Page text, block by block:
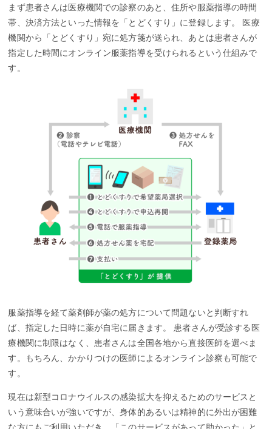
まず患者さんは医療機関での診察のあと、住所や服薬指導の時間
帯、決済方法といった情報を「とどくすり」に登録します。 医療
機関から「とどくすり」宛に処方箋が送られ、あとは患者さんが
指定した時間にオンライン服薬指導を受けられるという仕組みで
す。
服薬指導を経て薬剤師が薬の処方について問題ないと判断すれ
ば、指定した日時に薬が自宅に届きます。 患者さんが受診する医
療機関に制限はなく、患者さんは全国各地から直接医師を選べま
す。もちろん、かかりつけの医師によるオンライン診察も可能で
す。
現在は新型コロナウイルスの感染拡大を抑えるためのサービスと
いう意味合いが強いですが、身体的あるいは精神的に外出が困難